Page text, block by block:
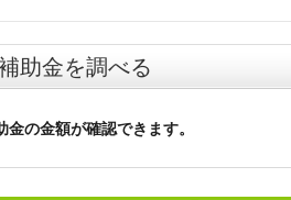
助金を調べる
の金額が確認できます。